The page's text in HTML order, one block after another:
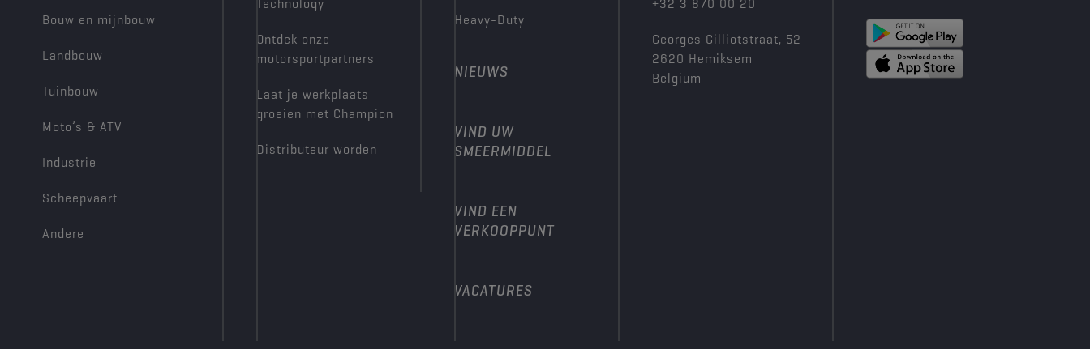
Bouw en mijnbouw
Landbouw
Tuinbouw
Moto’s & ATV
Industrie
Scheepvaart
Andere
Technology
Ontdek onze
motorsportpartners
Laat je werkplaats
groeien met Champion
Distributeur worden
Heavy-Duty
NIEUWS
VIND UW
SMEERMIDDEL
VIND EEN
VERKOOPPUNT
VACATURES
+32 3 870 00 20
Georges Gilliotstraat, 52
2620 Hemiksem
Belgium